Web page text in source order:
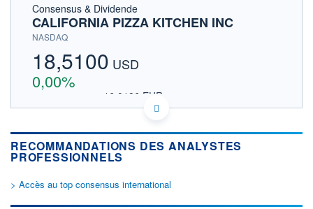
Consensus & Dividende
CALIFORNIA PIZZA KITCHEN INC
NASDAQ
18,5100 USD
0,00%
16,0186 EUR
DONNÉES TEMPS DIFFÉRÉ
Politique d'exécution
Cotation sur les autres places
OUVERTURE CLÔTURE VEILLE
RECOMMANDATIONS DES ANALYSTES
PROFESSIONNELS
> Accès au top consensus international